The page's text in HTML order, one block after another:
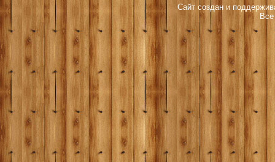
Сайт создан и